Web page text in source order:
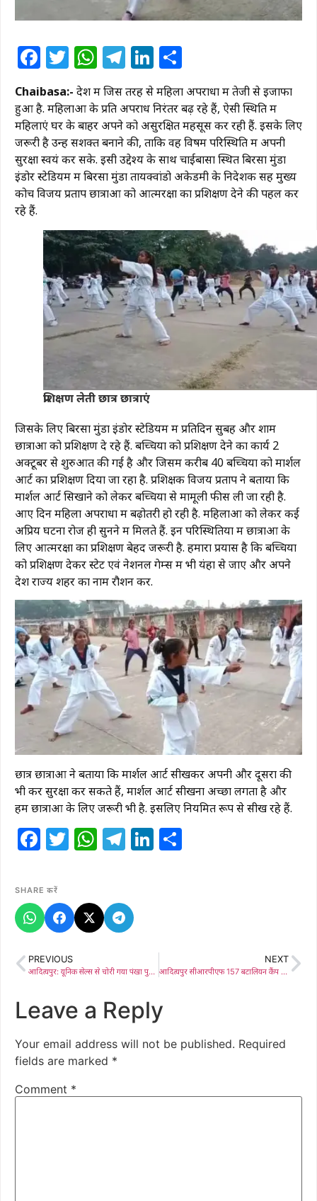
Facebook
Twitter
WhatsApp
Telegram
LinkedIn
Chaibasa:- देश में जिस तरह से महिला अपराधों में तेजी से इजाफा
हुआ है. महिलाओं के प्रति अपराध निरंतर बढ़ रहे हैं, ऐसी स्थिति में
महिलाएं घर के बाहर अपने को असुरक्षित महसूस कर रही हैं. इसके लिए
जरूरी है उन्हें सशक्त बनाने की, ताकि वह विषम परिस्थिति में अपनी
सुरक्षा स्वयं कर सके. इसी उद्देश्य के साथ चाईबासा स्थित बिरसा मुंडा
इंडोर स्टेडियम में बिरसा मुंडा तायक्वांडो अकेडमी के निदेशक सह मुख्य
कोच विजय प्रताप छात्राओं को आत्मरक्षा का प्रशिक्षण देने की पहल कर
रहे हैं.
प्रशिक्षण लेती छात्र छात्राएं
जिसके लिए बिरसा मुंडा इंडोर स्टेडियम में प्रतिदिन सुबह और शाम
छात्राओं को प्रशिक्षण दे रहे हैं. बच्चियों को प्रशिक्षण देने का कार्य 2
अक्टूबर से शुरुआत की गई है और जिसमें करीब 40 बच्चियों को मार्शल
आर्ट का प्रशिक्षण दिया जा रहा है. प्रशिक्षक विजय प्रताप ने बताया कि
मार्शल आर्ट सिखाने को लेकर बच्चियों से मामूली फीस ली जा रही है.
आए दिन महिला अपराधों में बढ़ोतरी हो रही है. महिलाओं को लेकर कई
अप्रिय घटना रोज ही सुनने में मिलते हैं. इन परिस्थितियों में छात्राओं के
लिए आत्मरक्षा का प्रशिक्षण बेहद जरूरी है. हमारा प्रयास है कि बच्चियों
को प्रशिक्षण देकर स्टेट एवं नेशनल गेम्स में भी यंहा से जाए और अपने
देश राज्य शहर का नाम रौशन करें.
छात्र छात्राओं ने बताया कि मार्शल आर्ट सीखकर अपनी और दूसरों की
भी कर सुरक्षा कर सकते हैं, मार्शल आर्ट सीखना अच्छा लगता है और
हम छात्राओं के लिए जरूरी भी है. इसलिए नियमित रूप से सीख रहे हैं.
Facebook
Twitter
WhatsApp
Telegram
LinkedIn
SHARE करें
PREVIOUS
आदित्यपुर: यूनिक सेल्स से चोरी गया पंखा पुलिस की सक्रियता से 24 घंटे में बरामद
NEXT
आदित्यपुर सीआरपीएफ 157 बटालियन कैंप से दो इंसास रायफल की चोरी, सस्पेंड जवान ने दिया घटना को अंजाम
Leave a Reply
Your email address will not be published. Required
fields are marked *
Comment *